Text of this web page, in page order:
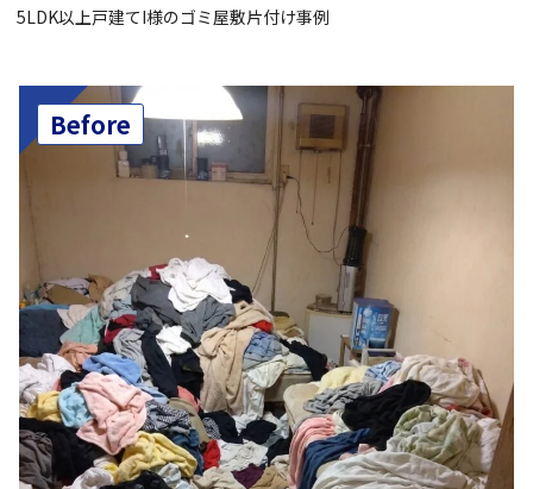
5LDK以上戸建てI様のゴミ屋敷片付け事例
Before